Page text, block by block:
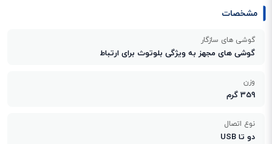
مشخصات
گوشی های سازگار
گوشی های مجهز به ویژگی بلوتوث برای ارتباط
وزن
359 گرم
نوع اتصال
دو تا USB